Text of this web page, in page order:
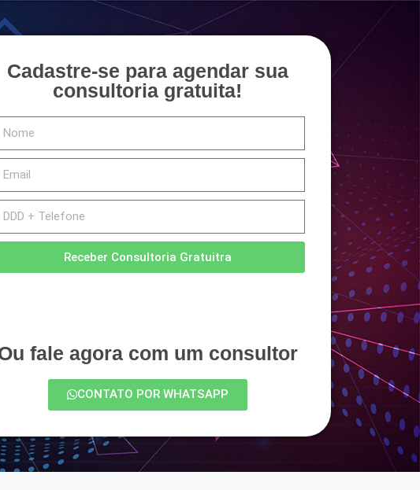
Cadastre-se para agendar sua
consultoria gratuita!
Receber Consultoria Gratuitra
fale agora com um consultor
CONTATO POR WHATSAPP